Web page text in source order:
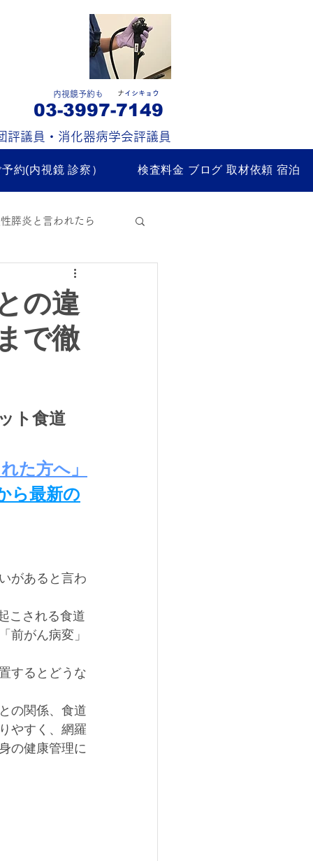
03-3997-7149
​ ナイシキョウ
​内視鏡予約も
評議員・消化器病学会評議員
予約(内視鏡 診察） 検査料金 ブログ 取材依頼 宿泊
膵炎と言われたら
練馬区内視鏡
の違
で徹
ト食道
た方へ」
ら最新の
があると言わ
こされる食道
前がん病変」
するとどうな
の関係、食道
やすく、網羅
の健康管理に